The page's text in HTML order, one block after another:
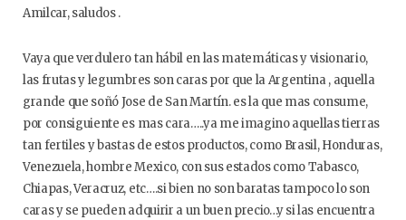
Amilcar, saludos .
Vaya que verdulero tan hábil en las matemáticas y visionario,
las frutas y legumbres son caras por que la Argentina , aquella
grande que soñó Jose de San Martín. es la que mas consume,
por consiguiente es mas cara…..ya me imagino aquellas tierras
tan fertiles y bastas de estos productos, como Brasil, Honduras,
Venezuela, hombre Mexico, con sus estados como Tabasco,
Chiapas, Veracruz, etc….si bien no son baratas tampoco lo son
caras y se pueden adquirir a un buen precio…y si las encuentra